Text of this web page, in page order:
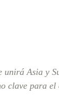
Asia y
clave para el